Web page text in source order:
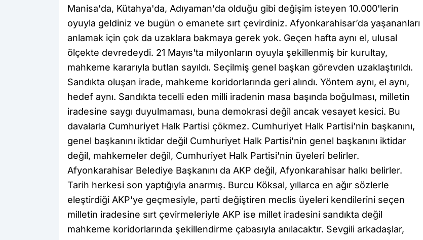
Manisa'da, Kütahya'da, Adıyaman'da olduğu gibi değişim isteyen 10.000'lerin
oyuyla geldiniz ve bugün o emanete sırt çevirdiniz. Afyonkarahisar’da yaşananları
anlamak için çok da uzaklara bakmaya gerek yok. Geçen hafta aynı el, ulusal
ölçekte devredeydi. 21 Mayıs'ta milyonların oyuyla şekillenmiş bir kurultay,
mahkeme kararıyla butlan sayıldı. Seçilmiş genel başkan görevden uzaklaştırıldı.
Sandıkta oluşan irade, mahkeme koridorlarında geri alındı. Yöntem aynı, el aynı,
hedef aynı. Sandıkta tecelli eden milli iradenin masa başında boğulması, milletin
iradesine saygı duyulmaması, buna demokrasi değil ancak vesayet kesici. Bu
davalarla Cumhuriyet Halk Partisi çökmez. Cumhuriyet Halk Partisi'nin başkanını,
genel başkanını iktidar değil Cumhuriyet Halk Partisi'nin genel başkanını iktidar
değil, mahkemeler değil, Cumhuriyet Halk Partisi'nin üyeleri belirler.
Afyonkarahisar Belediye Başkanını da AKP değil, Afyonkarahisar halkı belirler.
Tarih herkesi son yaptığıyla anarmış. Burcu Köksal, yıllarca en ağır sözlerle
eleştirdiği AKP'ye geçmesiyle, parti değiştiren meclis üyeleri kendilerini seçen
milletin iradesine sırt çevirmeleriyle AKP ise millet iradesini sandıkta değil
mahkeme koridorlarında şekillendirme çabasıyla anılacaktır. Sevgili arkadaşlar,